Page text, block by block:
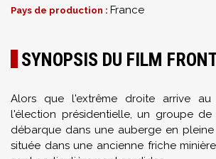
Pays de production : France
SYNOPSIS DU FILM
Alors que l'extrême droite arrive
l'élection présidentielle, un groupe de
débarque dans une auberge en
située dans une ancienne friche